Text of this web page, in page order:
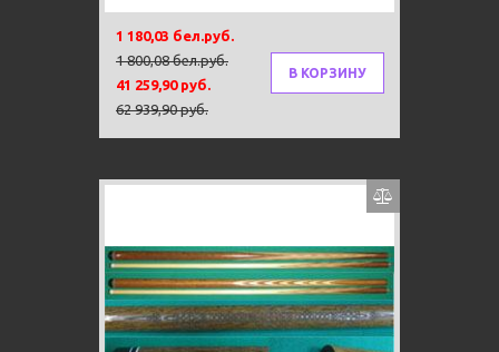
1 180,03 бел.руб.
1 800,08 бел.руб.
41 259,90 руб.
62 939,90 руб.
В КОРЗИНУ
Под заказ 80 дней
-34%